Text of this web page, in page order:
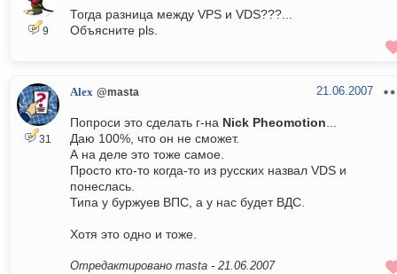
9
Тогда разница между VPS и VDS???...
Объясните pls.
31
Alex @masta 21.06.2007
Попроси это сделать г-на Nick Pheomotion
Даю 100%, что он не сможет.
А на деле это тоже самое.
Просто кто-то когда-то из русских назвал VDS и
понеслась.
Типа у буржуев ВПС, а у нас будет ВДС.
Хотя это одно и тоже.
Отредактировано masta - 21.06.2007